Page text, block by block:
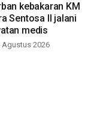
kebakaran KM
Sentosa II jalani
medis
Agustus 2026